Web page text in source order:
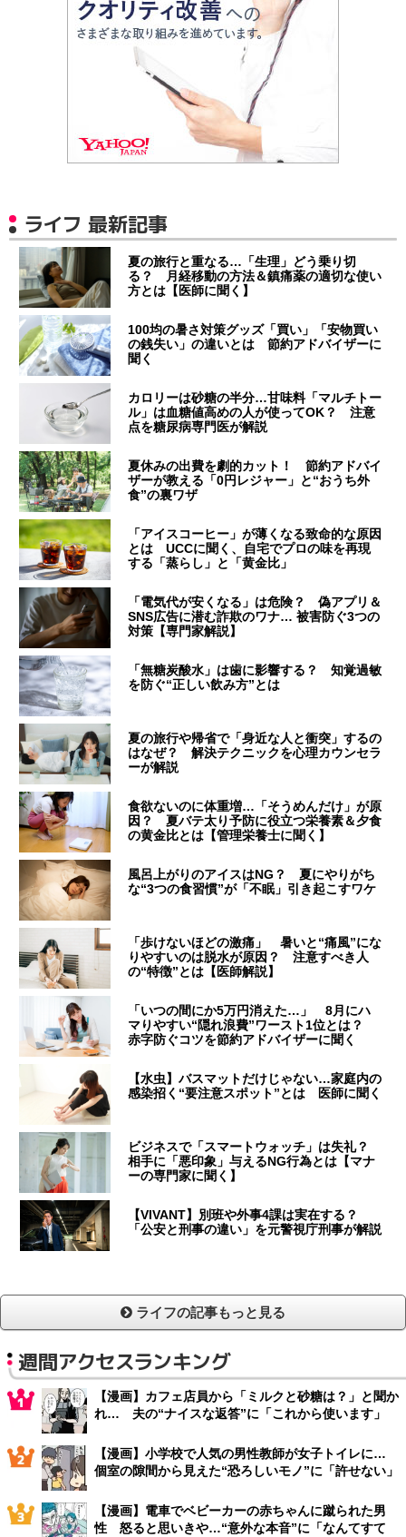
ライフ 最新記事
夏の旅行と重なる…「生理」どう乗り切
る？ 月経移動の方法＆鎮痛薬の適切な使い
方とは【医師に聞く】
100均の暑さ対策グッズ「買い」「安物買い
の銭失い」の違いとは 節約アドバイザーに
聞く
カロリーは砂糖の半分…甘味料「マルチトー
ル」は血糖値高めの人が使ってOK？ 注意
点を糖尿病専門医が解説
夏休みの出費を劇的カット！ 節約アドバイ
ザーが教える「0円レジャー」と“おうち外
食”の裏ワザ
「アイスコーヒー」が薄くなる致命的な原因
とは UCCに聞く、自宅でプロの味を再現
する「蒸らし」と「黄金比」
「電気代が安くなる」は危険？ 偽アプリ＆
SNS広告に潜む詐欺のワナ… 被害防ぐ3つの
対策【専門家解説】
「無糖炭酸水」は歯に影響する？ 知覚過敏
を防ぐ“正しい飲み方”とは
夏の旅行や帰省で「身近な人と衝突」するの
はなぜ？ 解決テクニックを心理カウンセラ
ーが解説
食欲ないのに体重増…「そうめんだけ」が原
因？ 夏バテ太り予防に役立つ栄養素＆夕食
の黄金比とは【管理栄養士に聞く】
風呂上がりのアイスはNG？ 夏にやりがち
な“3つの食習慣”が「不眠」引き起こすワケ
「歩けないほどの激痛」 暑いと“痛風”にな
りやすいのは脱水が原因？ 注意すべき人
の“特徴”とは【医師解説】
「いつの間にか5万円消えた…」 8月にハ
マりやすい“隠れ浪費”ワースト1位とは？
赤字防ぐコツを節約アドバイザーに聞く
【水虫】バスマットだけじゃない…家庭内の
感染招く“要注意スポット”とは 医師に聞く
ビジネスで「スマートウォッチ」は失礼？
相手に「悪印象」与えるNG行為とは【マナ
ーの専門家に聞く】
【VIVANT】別班や外事4課は実在する？
「公安と刑事の違い」を元警視庁刑事が解説
ライフの記事もっと見る
週間アクセスランキング
【漫画】カフェ店員から「ミルクと砂糖は？」と聞か
れ… 夫の“ナイスな返答”に「これから使います」
【漫画】小学校で人気の男性教師が女子トイレに…
個室の隙間から見えた“恐ろしいモノ”に「許せない」
【漫画】電車でベビーカーの赤ちゃんに蹴られた男
性 怒ると思いきや…“意外な本音”に「なんてすて